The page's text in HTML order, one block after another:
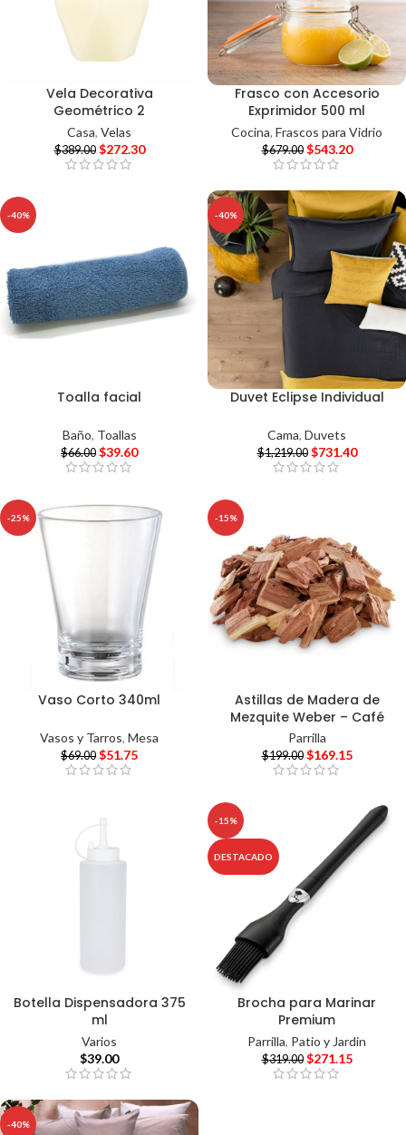
Vela Decorativa
Geométrico 2
Casa, Velas
$389.00 $272.30
Frasco con Accesorio
Exprimidor 500 ml
Cocina, Frascos para Vidrio
$679.00 $543.20
-40%
Toalla facial
Baño, Toallas
$66.00 $39.60
-40%
Duvet Eclipse Individual
Cama, Duvets
$1,219.00 $731.40
-25%
Vaso Corto 340ml
Vasos y Tarros, Mesa
$69.00 $51.75
-15%
Astillas de Madera de
Mezquite Weber – Café
Parrilla
$199.00 $169.15
Botella Dispensadora 375
ml
Varios
$39.00
-15%
DESTACADO
Brocha para Marinar
Premium
Parrilla, Patio y Jardin
$319.00 $271.15
-40%